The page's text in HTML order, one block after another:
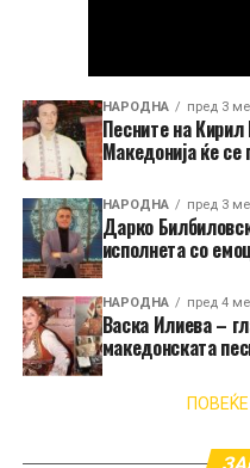
НАРОДНА пред 3
Песните на
Македонија ќе се
НАРОДНА пред 3
Дарко
исполнета со
НАРОДНА пред 4
Васка Илиева –
македонската